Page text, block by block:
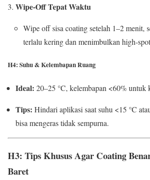
Wipe-Off Tepat Waktu
Wipe off sisa coating setelah 1–2 menit,
terlalu kering dan menimbulkan high-
H4: Suhu & Kelembapan Ruang
Ideal: 20–25 °C, kelembapan <60% untuk
Tips: Hindari aplikasi saat suhu <15 °C
bisa mengeras tidak sempurna.
H3: Tips Khusus Agar Coating
Baret